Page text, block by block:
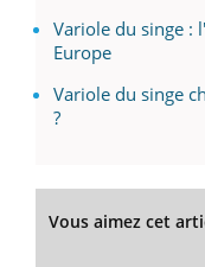
Variole du singe :
Europe
Variole du singe
?
Vous aimez cet